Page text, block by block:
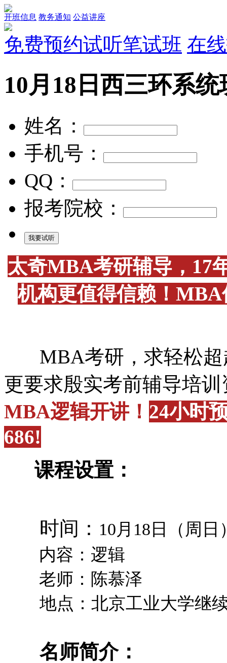
开班信息 教务通知 公益讲座
免费预约试听笔试班 在
10月18日西三环系
姓名：
手机号：
QQ：
报考院校：
太奇MBA考研辅导，17
机构更值得信赖！
MBA考研，求轻松超
更要求殷实考前辅导培训
MBA逻辑开讲！ 24小时
686!
课程设置：
时间： 10月18日（周日
内容：逻辑
老师：陈慕泽
地点： 北京工业大学继
名师简介：